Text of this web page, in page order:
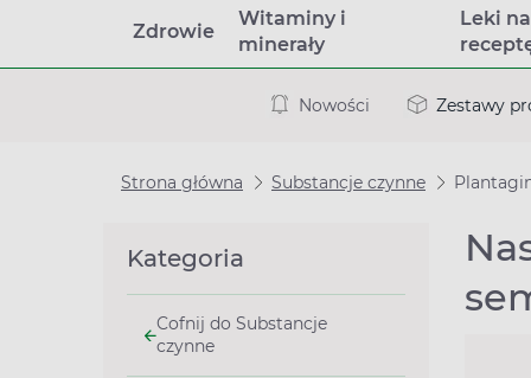
Zdrowie
Witaminy i
minerały
Leki na
Nowości Zestawy
Strona główna Substancje czynne
Kategoria
Cofnij do Substancje
czynne